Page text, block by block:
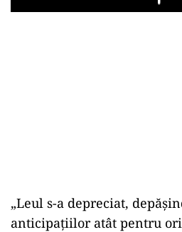
Play
„Leul s-a depreciat,
anticipațiilor atât pentru